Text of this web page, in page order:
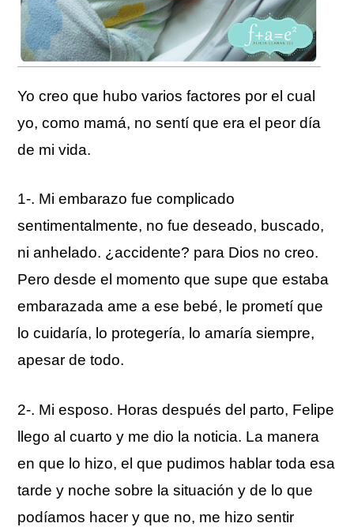
Yo creo que hubo varios factores por el cual
yo, como mamá, no sentí que era el peor día
de mi vida.
1-. Mi embarazo fue complicado
sentimentalmente, no fue deseado, buscado,
ni anhelado. ¿accidente? para Dios no creo.
Pero desde el momento que supe que estaba
embarazada ame a ese bebé, le prometí que
lo cuidaría, lo protegería, lo amaría siempre,
apesar de todo.
2-. Mi esposo. Horas después del parto, Felipe
llego al cuarto y me dio la noticia. La manera
en que lo hizo, el que pudimos hablar toda esa
tarde y noche sobre la situación y de lo que
podíamos hacer y que no, me hizo sentir